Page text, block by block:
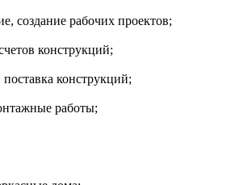
создание рабочих проектов;
конструкций;
конструкций;
работы;